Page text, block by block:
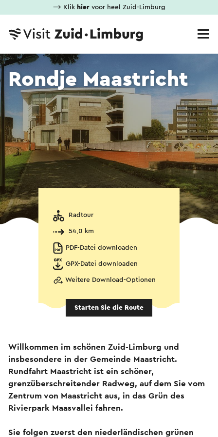
⟶ Klik hiervoor heel Zuid-Limburg
Rondje Maastricht
Radtour
54,0 km
PDF-Datei downloaden
GPX-Datei downloaden
Weitere Download-Optionen
Starten Sie die Route
Willkommen im schönen Zuid-Limburg und
insbesondere in der Gemeinde Maastricht.
Rundfahrt Maastricht ist ein schöner,
grenzüberschreitender Radweg, auf dem Sie vom
Zentrum von Maastricht aus, in das Grün des
Rivierpark Maasvallei fahren.
Sie folgen zuerst den niederländischen grünen